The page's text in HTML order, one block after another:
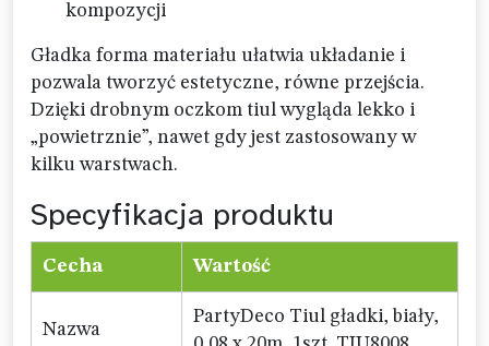
kompozycji
Gładka forma materiału ułatwia układanie i
pozwala tworzyć estetyczne, równe przejścia.
Dzięki drobnym oczkom tiul wygląda lekko i
„powietrznie”, nawet gdy jest zastosowany w
kilku warstwach.
Specyfikacja produktu
Cecha Wartość
Nazwa
PartyDeco Tiul gładki, biały,